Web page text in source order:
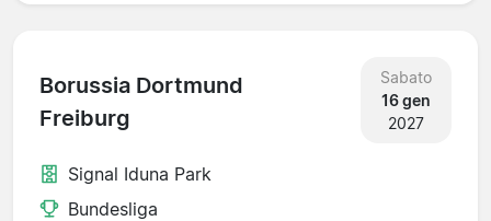
Borussia Dortmund
Freiburg
Sabato
16 gen
2027
Signal Iduna Park
Bundesliga